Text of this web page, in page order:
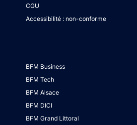
CGU
Accessibilité : non-conforme
BFM Business
BFM Tech
BFM Alsace
BFM DICI
BFM Grand Littoral